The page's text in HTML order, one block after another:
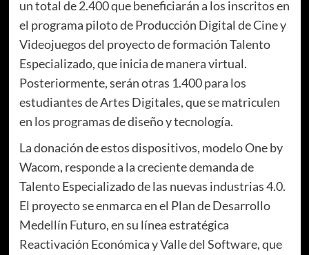
un total de 2.400 que beneficiarán a los inscritos en
el programa piloto de Producción Digital de Cine y
Videojuegos del proyecto de formación Talento
Especializado, que inicia de manera virtual.
Posteriormente, serán otras 1.400 para los
estudiantes de Artes Digitales, que se matriculen
en los programas de diseño y tecnología.
La donación de estos dispositivos, modelo One by
Wacom, responde a la creciente demanda de
Talento Especializado de las nuevas industrias 4.0.
El proyecto se enmarca en el Plan de Desarrollo
Medellín Futuro, en su línea estratégica
Reactivación Económica y Valle del Software, que